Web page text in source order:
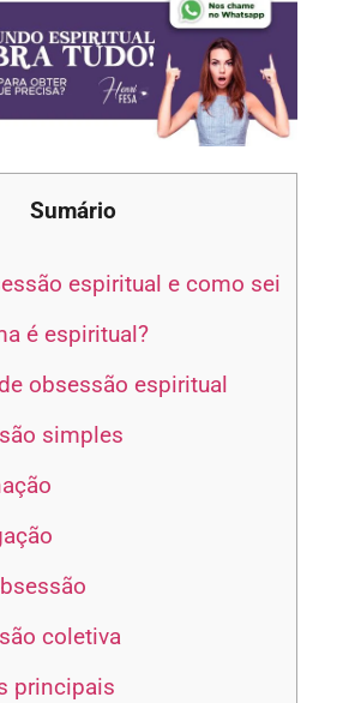
Sumário
espiritual e como sei
é espiritual?
obsessão espiritual
simples
coletiva
principais